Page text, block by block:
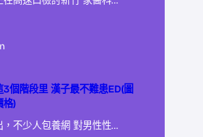
3個階段里 漢子最不難患ED(圖
格)
，不少人包養網 對男性性…